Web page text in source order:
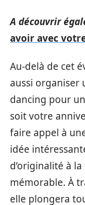
A découvrir
avoir avec
Au-delà de cet
aussi organiser
dancing pour
soit votre
faire appel à
idée
d’originalité à
mémorable. À
elle plongera